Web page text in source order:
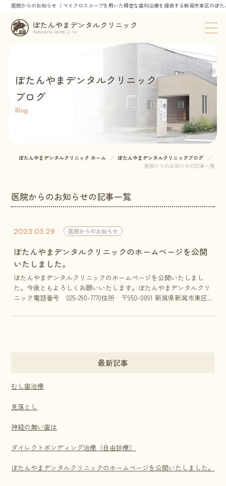
医院からのお知らせ ｜マイクロスコープを用いた精密な歯科治療を提供する新潟市東区のぼ
ぼたんやまデンタルクリニック
ブログ
Blog
ぼたんやまデンタルクリニック ホーム
ぼたんやまデンタルクリニックブログ
医院からのお知らせの記事一覧
医院からのお知らせの記事一覧
2023.05.29 医院からのお知らせ
ぼたんやまデンタルクリニックのホームページを公開
いたしました。
ぼたんやまデンタルクリニックのホームページを公開いたしまし
た。今後ともよろしくお願いいたします。ぼたんやまデンタルクリ
ニック電話番号 025-290-7770住所 〒950-0891 新潟県新潟市東区...
最新記事
むし歯治療
見落とし
神経の無い歯は
ダイレクトボンディング治療（自由診療）
ぼたんやまデンタルクリニックのホームページを公開いたしました。